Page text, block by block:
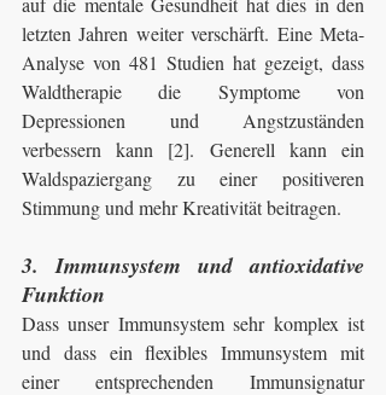
letzten Jahren weiter verschärft. Eine Meta-
Analyse von 481 Studien hat gezeigt, dass
Waldtherapie die Symptome von
Depressionen und Angstzuständen
verbessern kann [2]. Generell kann ein
Waldspaziergang zu einer positiveren
Stimmung und mehr Kreativität beitragen.
3. Immunsystem und antioxidative
Funktion
Dass unser Immunsystem sehr komplex ist
und dass ein flexibles Immunsystem mit
einer entsprechenden Immunsignatur